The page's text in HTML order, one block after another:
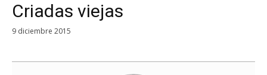
Criadas viejas
9 diciembre 2015